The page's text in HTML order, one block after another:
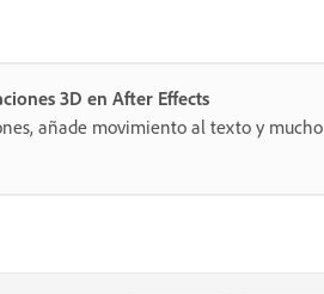
3D en After Effects
añade movimiento al texto y mucho